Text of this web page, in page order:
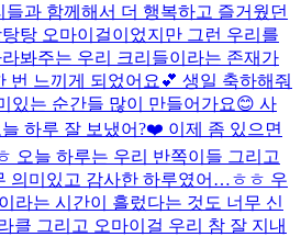
과 함께해서 더 행복하고 즐거웠던
탕 오마이걸이었지만 그런 우리를
봐주는 우리 크리들이라는 존재가
번 느끼게 되었어요💕 생일 축하해줘
있는 순간들 많이 만들어가요😊 사
하루 잘 보냈어?❤️ 이제 좀 있으면
오늘 하루는 우리 반쪽이들 그리고
의미있고 감사한 하루였어…ㅎㅎ 우
라는 시간이 흘렀다는 것도 너무 신
그리고 오마이걸 우리 참 잘 지내